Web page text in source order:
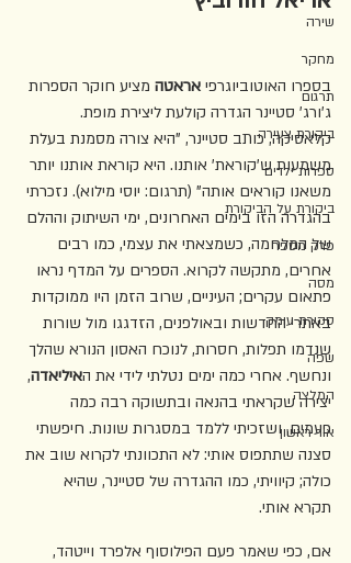
שירה
מחקר
תרגום
ביקורת צעירה
ספרות ילדים
ביקורת על הביקורת
פרק מספר
מסה
סקירת עומק
שפה
המלצה
אור ראשון
בספרו האוטוביוגרפי אראטה מציע חוקר הספרות
ג'ורג' סטיינר הגדרה קולעת ליצירת מופת.
קלאסיקה, כותב סטיינר, "היא צורה מסמנת בעלת
משמעות ש'קוראת' אותנו. היא קוראת אותנו יותר
משאנו קוראים אותה" (תרגום: יוסי מילוא). נזכרתי
בהגדרה הזו בימים האחרונים, ימי השיתוק וההלם
של המלחמה, כשמצאתי את עצמי, כמו רבים
אחרים, מתקשה לקרוא. הספרים על המדף נראו
פתאום עקרים; העיניים, שרוב הזמן היו ממוקדות
באתרי החדשות ובאולפנים, הזדגגו מול שורות
שנדמו תפלות, חסרות, לנוכח האסון הנורא שהלך
ונחשף. אחרי כמה ימים נטלתי לידי את האיליאדה,
יצירה שקראתי בהנאה ובתשוקה רבה כמה
פעמים, ושזכיתי ללמד במסגרות שונות. חיפשתי
סצנה שתתפוס אותי: לא התכוונתי לקרוא שוב את
כולה; קיוויתי, כמו ההגדרה של סטיינר, שהיא
תקרא אותי.
אם, כפי שאמר פעם הפילוסוף אלפרד וייטהד,